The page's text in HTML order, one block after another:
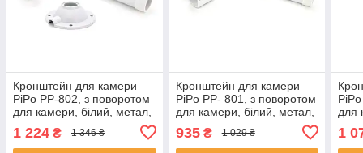
Кронштейн для камери
PiPo PP-802, з поворотом
для камери, білий, метал,
1 224 ₴ 1 346 ₴
Кронштейн для камери
PiPo PP- 801, з поворотом
для камери, білий, метал,
935₴ 1 029 ₴
для
1